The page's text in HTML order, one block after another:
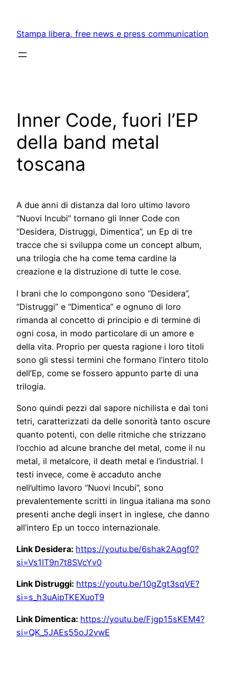
content
Stampa libera, free news e press communication
Inner Code, fuori l’EP
della band metal
toscana
A due anni di distanza dal loro ultimo lavoro
“Nuovi Incubi” tornano gli Inner Code con
“Desidera, Distruggi, Dimentica”, un Ep di tre
tracce che si sviluppa come un concept album,
una trilogia che ha come tema cardine la
creazione e la distruzione di tutte le cose.
I brani che lo compongono sono “Desidera”,
“Distruggi” e “Dimentica” e ognuno di loro
rimanda al concetto di principio e di termine di
ogni cosa, in modo particolare di un amore e
della vita. Proprio per questa ragione i loro titoli
sono gli stessi termini che formano l’intero titolo
dell’Ep, come se fossero appunto parte di una
trilogia.
Sono quindi pezzi dal sapore nichilista e dai toni
tetri, caratterizzati da delle sonorità tanto oscure
quanto potenti, con delle ritmiche che strizzano
l’occhio ad alcune branche del metal, come il nu
metal, il metalcore, il death metal e l’industrial. I
testi invece, come è accaduto anche
nell’ultimo lavoro “Nuovi Incubi”, sono
prevalentemente scritti in lingua italiana ma sono
presenti anche degli insert in inglese, che danno
all’intero Ep un tocco internazionale.
Link Desidera: https://youtu.be/6shak2Aqgf0?
si=Vs1lT9n7t8SVcYv0
Link Distruggi: https://youtu.be/10gZgt3sqVE?
si=s_h3uAipTKEXuoT9
Link Dimentica: https://youtu.be/Fjgp15sKEM4?
si=QK_5JAEs55oJ2vwE